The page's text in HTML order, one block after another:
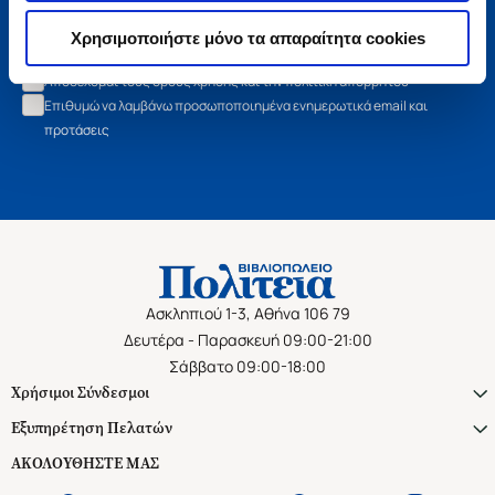
Χρησιμοποιήστε μόνο τα απαραίτητα cookies
Αποδέχομαι τους όρους χρήσης και την πολιτική απορρήτου
Επιθυμώ να λαμβάνω προσωποποιημένα ενημερωτικά email και
προτάσεις
Ασκληπιού 1-3, Αθήνα 106 79
Δευτέρα - Παρασκευή 09:00-21:00
Σάββατο 09:00-18:00
Χρήσιμοι Σύνδεσμοι
Εξυπηρέτηση Πελατών
ΑΚΟΛΟΥΘΗΣΤΕ ΜΑΣ